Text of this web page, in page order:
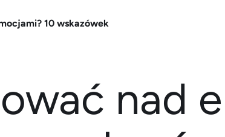
10 wskazówek
nad